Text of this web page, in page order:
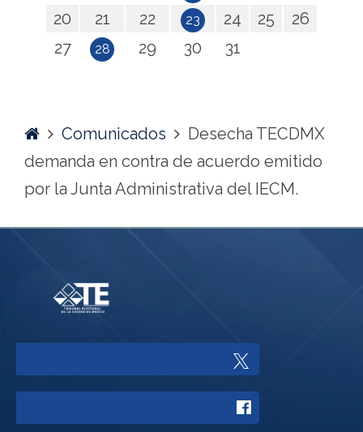
20
21 22 23 24 25
26
27
28 29 30 31
HomeComunicados
Desecha TECDMX
demanda en contra de acuerdo emitido
por la Junta Administrativa del IECM.
a
Twitter